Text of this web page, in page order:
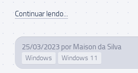
Continuar lendo...
25/03/2023 por Maison da Silva
Windows Windows 11